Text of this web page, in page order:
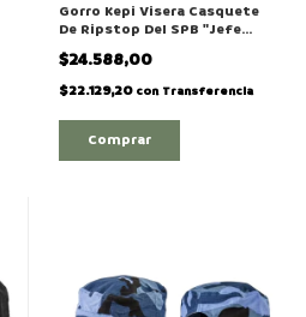
Gorro Kepi Visera Casquete
De Ripstop Del SPB "Jefe
Superior"
$24.588,00
$22.129,20 con Transferencia